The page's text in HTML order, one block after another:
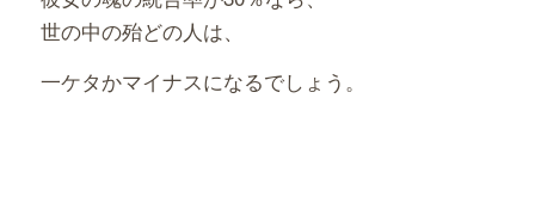
世の中の殆どの人は、
一ケタかマイナスになるでしょう。